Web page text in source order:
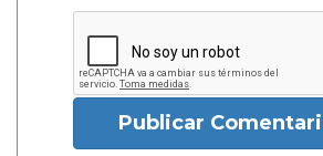
Publicar